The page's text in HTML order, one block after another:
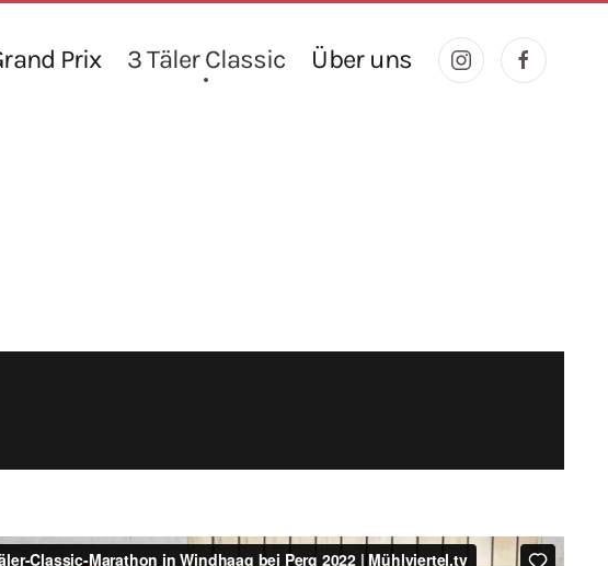
Prix 3 Täler Classic Über uns